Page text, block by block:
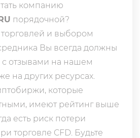
компанию
порядочной?
и выбором
Вы всегда должны
с отзывами на нашем
на других ресурсах.
которые
имеют рейтинг выше
еcть риск потери
торговле CFD. Будьте